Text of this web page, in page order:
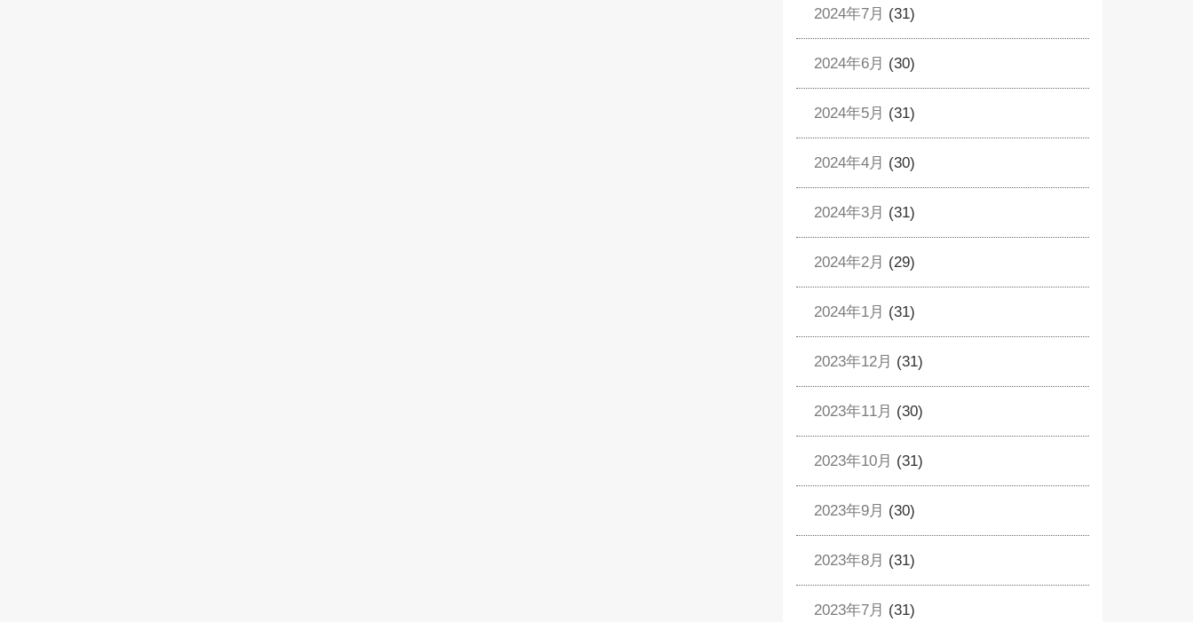
2024年7月 (31)
2024年6月 (30)
2024年5月 (31)
2024年4月 (30)
2024年3月 (31)
2024年2月 (29)
2024年1月 (31)
2023年12月 (31)
2023年11月 (30)
2023年10月 (31)
2023年9月 (30)
2023年8月 (31)
2023年7月 (31)